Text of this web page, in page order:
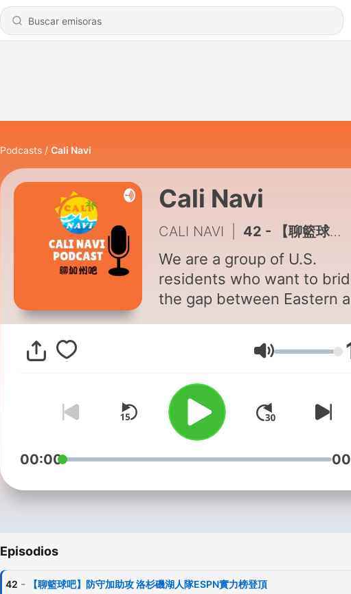
Podcasts Cali Navi
Cali Navi
CALI NAVI 42 - 【聊籃球吧】防守加助攻 洛杉磯湖人隊ESPN實力榜登頂
We are a group of U.S.
residents who want to
the gap between Eastern
we want to introduce new
things to our viewers. We
cultures, and products to
everyone. Likewise, we also
wish to introduce Western
cultures, food, and
sounds interesting to you,
Volumen
00:00
Episodios
42 - 【聊籃球吧】防守加助攻 洛杉磯湖人隊ESPN實力榜登頂